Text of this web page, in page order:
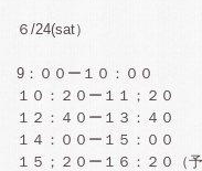
６/24(sat）
9：００ー１０：００
１０：２０ー１１；２０
１２：４０ー１３：４０
１４：００ー１５：００
１５；２０ー１６：２０（